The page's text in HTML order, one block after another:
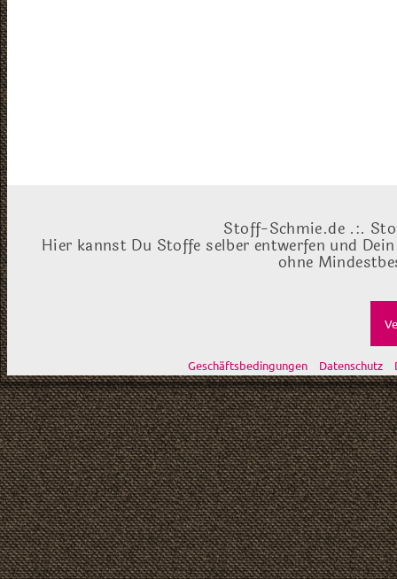
Stoff-Schmie.de .:.
Hier kannst Du Stoffe selber entwerfen und
ohne
Geschäftsbedingungen Datenschutz